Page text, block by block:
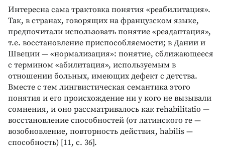
Интересна сама трактовка понятия «реабилитация».
Так, в странах, говорящих на французском языке,
предпочитали использовать понятие «реадаптация»,
т.е. восстановление приспособляемости; в Дании и
Швеции — «нормализация»: понятие, сближающееся
с термином «абилитация», используемым в
отношении больных, имеющих дефект с детства.
Вместе с тем лингвистическая семантика этого
понятия и его происхождение ни у кого не вызывали
сомнения, и оно рассматривалось как rehabilitatio —
восстановление способностей (от латинского re —
возобновление, повторность действия, habilis —
способность) [11, с. 36].